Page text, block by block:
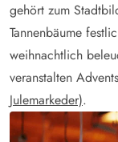
gehört zum
Tannenbäume
weihnachtlich
veranstalten
Julemarkeder).